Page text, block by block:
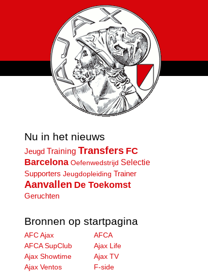
Nu in het nieuws
Jeugd Training Transfers FC
Barcelona Oefenwedstrijd Selectie
Supporters Jeugdopleiding Trainer
Aanvallen De Toekomst
Geruchten
Bronnen op startpagina
AFC Ajax
AFCA
AFCA SupClub
Ajax Life
Ajax Showtime
Ajax TV
Ajax Ventos
F-side